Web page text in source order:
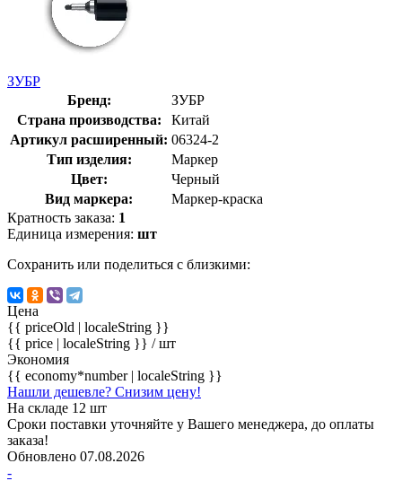
ЗУБР
Бренд:
ЗУБР
Страна производства:
Китай
Артикул расширенный: 06324-2
Тип изделия:
Маркер
Цвет:
Черный
Вид маркера:
Маркер-краска
Кратность заказа: 1
Единица измерения: шт
Сохранить или поделиться с близкими:
Цена
{{ priceOld | localeString }}
{{ price | localeString }} / шт
Экономия
{{ economy*number | localeString }}
Нашли дешевле? Снизим цену!
На складе 12 шт
Сроки поставки уточняйте у Вашего менеджера, до оплаты
заказа!
Обновлено 07.08.2026
-